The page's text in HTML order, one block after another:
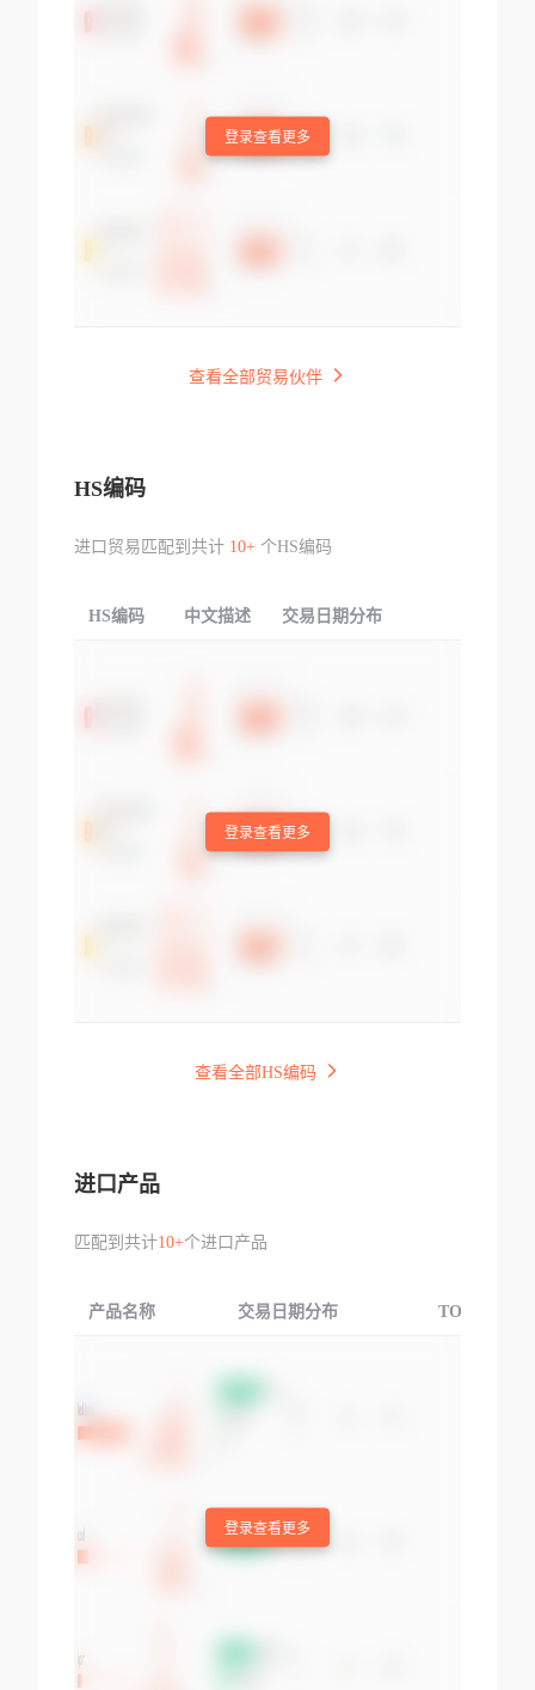
登录查看更多
查看全部贸易伙伴
HS编码
进口贸易匹配到共计 10+个HS编码
HS编码 中文描述 交易日期分布
登录查看更多
查看全部HS编码
进口产品
匹配到共计10+个进口产品
产品名称 交易日期分布 TOP3交易国
登录查看更多